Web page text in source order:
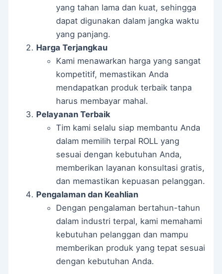
yang tahan lama dan kuat, sehingga
dapat digunakan dalam jangka waktu
yang panjang.
Harga Terjangkau
Kami menawarkan harga yang sangat
kompetitif, memastikan Anda
mendapatkan produk terbaik tanpa
harus membayar mahal.
Pelayanan Terbaik
Tim kami selalu siap membantu Anda
dalam memilih terpal ROLL yang
sesuai dengan kebutuhan Anda,
memberikan layanan konsultasi gratis,
dan memastikan kepuasan pelanggan.
Pengalaman dan Keahlian
Dengan pengalaman bertahun-tahun
dalam industri terpal, kami memahami
kebutuhan pelanggan dan mampu
memberikan produk yang tepat sesuai
dengan kebutuhan Anda.